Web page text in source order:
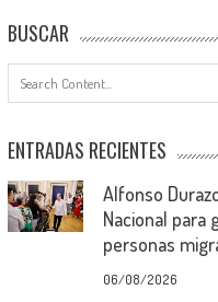
BUSCAR
ENTRADAS RECIENTES
Alfonso
Nacional para
personas
06/08/2026